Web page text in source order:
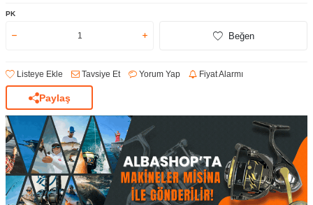
PK
Beğen
Listeye Ekle Tavsiye Et Yorum Yap Fiyat Alarmı
Paylaş